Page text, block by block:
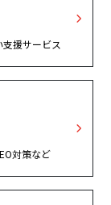
援サービス
対策など